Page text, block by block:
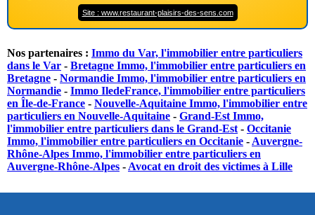
Site : www.restaurant-plaisirs-des-sens.com
Nos partenaires : Immo du Var, l'immobilier entre particuliers
dans le Var - Bretagne Immo, l'immobilier entre particuliers en
Bretagne - Normandie Immo, l'immobilier entre particuliers en
Normandie - Immo IledeFrance, l'immobilier entre particuliers
en Île-de-France - Nouvelle-Aquitaine Immo, l'immobilier entre
particuliers en Nouvelle-Aquitaine - Grand-Est Immo,
l'immobilier entre particuliers dans le Grand-Est - Occitanie
Immo, l'immobilier entre particuliers en Occitanie - Auvergne-
Rhône-Alpes Immo, l'immobilier entre particuliers en
Auvergne-Rhône-Alpes - Avocat en droit des victimes à Lille